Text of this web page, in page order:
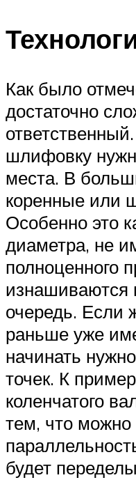
Как было
достаточно
шлифовку
места. В
коренные или
Особенно это
диаметра, не
полноценного
изнашиваются
очередь. Если
раньше уже
начинать
точек. К
коленчатого
тем, что можно
будет